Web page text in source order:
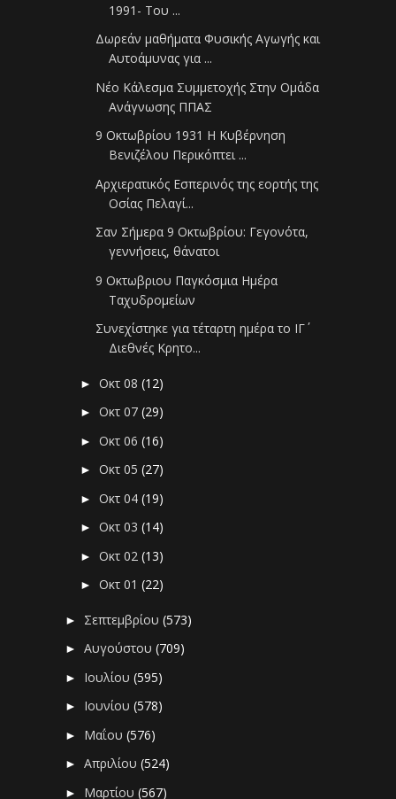
1991- Του ...
Δωρεάν μαθήματα Φυσικής Αγωγής και
Αυτοάμυνας για ...
Νέο Κάλεσμα Συμμετοχής Στην Ομάδα
Ανάγνωσης ΠΠΑΣ
9 Οκτωβρίου 1931 Η Κυβέρνηση
Βενιζέλου Περικόπτει ...
Αρχιερατικός Εσπερινός της εορτής της
Οσίας Πελαγί...
Σαν Σήμερα 9 Οκτωβρίου: Γεγονότα,
γεννήσεις, θάνατοι
9 Οκτωβριου Παγκόσμια Ημέρα
Ταχυδρομείων
Συνεχίστηκε για τέταρτη ημέρα το ΙΓ΄
Διεθνές Κρητο...
►Οκτ 08(12)
►Οκτ 07(29)
►Οκτ 06(16)
►Οκτ 05(27)
►Οκτ 04(19)
►Οκτ 03(14)
►Οκτ 02(13)
►Οκτ 01(22)
► Σεπτεμβρίου(573)
►Αυγούστου(709)
► Ιουλίου(595)
► Ιουνίου(578)
► Μαΐου(576)
►Απριλίου(524)
► Μαρτίου(567)